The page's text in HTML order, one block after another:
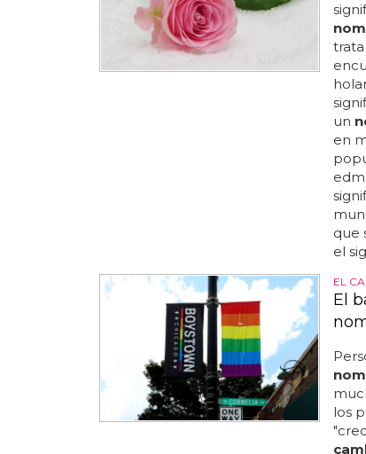
trata
un
en
que
el
EL
El
los